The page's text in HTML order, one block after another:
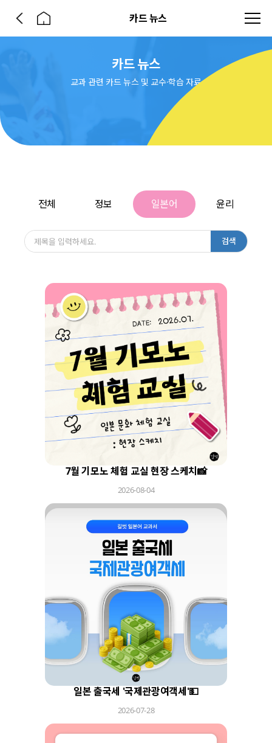
카드 뉴스
카드 뉴스
교과 관련 카드 뉴스 및 교수·학습 자료
전체 정보 일본어 윤리
검색
7월 기모노 체험 교실 현장 스케치📸
2026-08-04
일본 출국세 '국제관광여객세'💵
2026-07-28